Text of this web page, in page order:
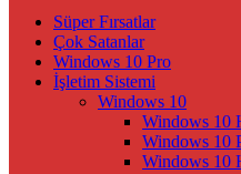
Süper Fırsatlar
Çok Satanlar
Windows 10 Pro
İşletim Sistemi
Windows 10
Windows 10
Windows 10
Windows 10